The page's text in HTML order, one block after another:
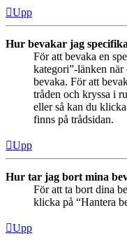
Upp
Hur bevakar jag
För att bevaka en
kategori”-länken
bevaka. För att
tråden och kryssa i
eller så kan du
finns på trådsidan.
Upp
Hur tar jag bort mina
För att ta bort dina
klicka på “Hantera
Upp